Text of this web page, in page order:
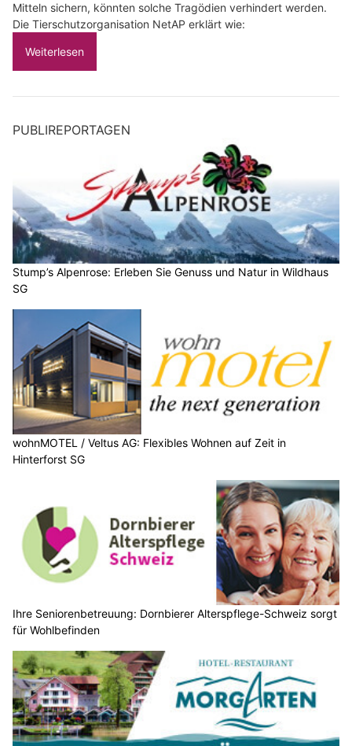
Mitteln sichern, könnten solche Tragödien verhindert werden.
Die Tierschutzorganisation NetAP erklärt wie:
Weiterlesen
PUBLIREPORTAGEN
Stump’s Alpenrose: Erleben Sie Genuss und Natur in Wildhaus
SG
wohnMOTEL / Veltus AG: Flexibles Wohnen auf Zeit in
Hinterforst SG
Ihre Seniorenbetreuung: Dornbierer Alterspflege-Schweiz sorgt
für Wohlbefinden